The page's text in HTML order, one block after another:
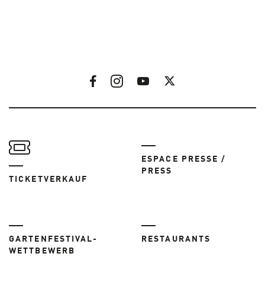
TICKETVERKAUF
ESPACE PRESSE /
PRESS
GARTENFESTIVAL-
WETTBEWERB
RESTAURANTS